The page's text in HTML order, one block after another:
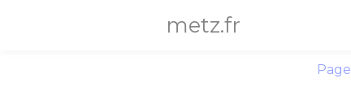
metz.fr